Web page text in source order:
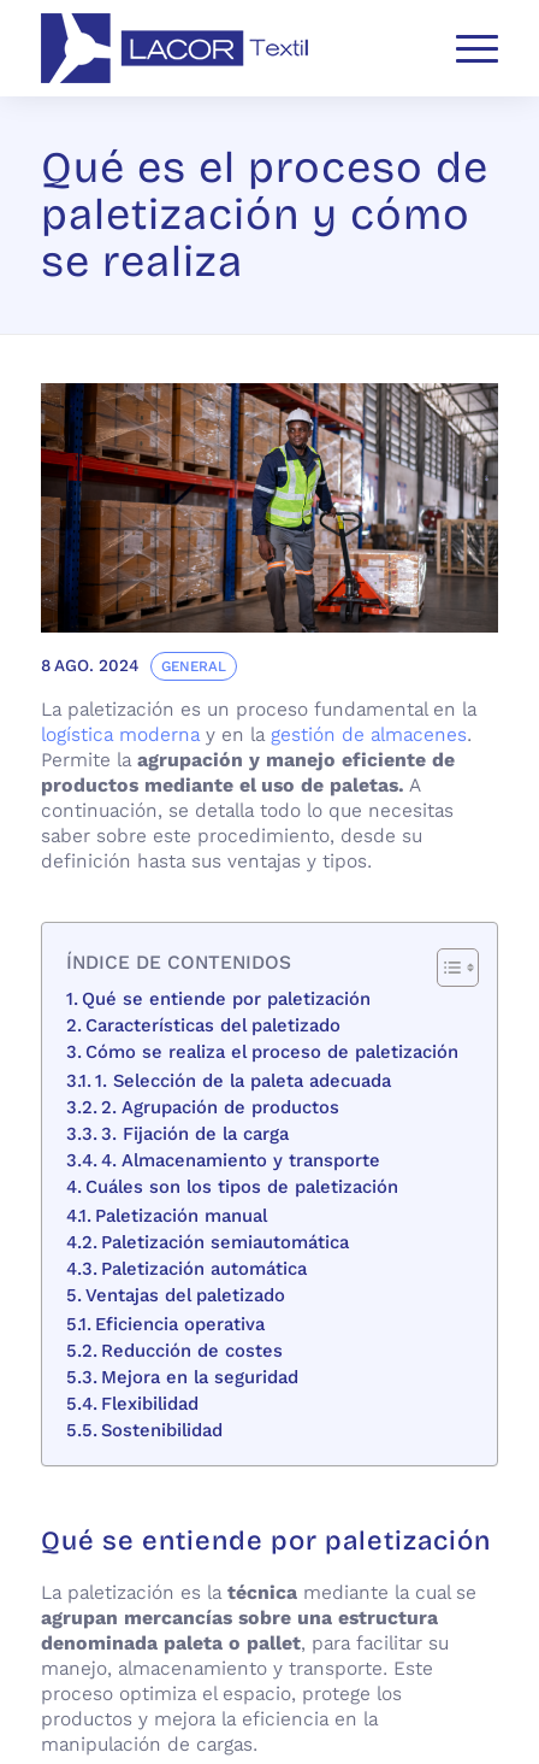
Qué es el proceso de
paletización y cómo
se realiza
8 AGO. 2024 GENERAL
La paletización es un proceso fundamental en la
logística modernay en la gestión de almacenes.
Permite la agrupación y manejo eficiente de
productos mediante el uso de paletas. A
continuación, se detalla todo lo que necesitas
saber sobre este procedimiento, desde su
definición hasta sus ventajas y tipos.
ÍNDICE DE CONTENIDOS
Qué se entiende por paletización
Características del paletizado
Cómo se realiza el proceso de paletización
1. Selección de la paleta adecuada
2. Agrupación de productos
3. Fijación de la carga
4. Almacenamiento y transporte
Cuáles son los tipos de paletización
Paletización manual
Paletización semiautomática
Paletización automática
Ventajas del paletizado
Eficiencia operativa
Reducción de costes
Mejora en la seguridad
Flexibilidad
Sostenibilidad
Qué se entiende por paletización
La paletización es la técnicamediante la cual se
agrupan mercancías sobre una estructura
denominada paleta o pallet, para facilitar su
manejo, almacenamiento y transporte. Este
proceso optimiza el espacio, protege los
productos y mejora la eficiencia en la
manipulación de cargas.